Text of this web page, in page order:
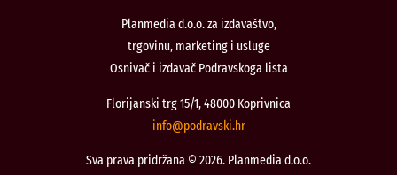
Planmedia d.o.o. za izdavaštvo,
trgovinu, marketing i usluge
Osnivač i izdavač Podravskoga lista
Florijanski trg 15/1, 48000 Koprivnica
rh.iksvardop
@ofni
Sva prava pridržana © 2026. Planmedia d.o.o.